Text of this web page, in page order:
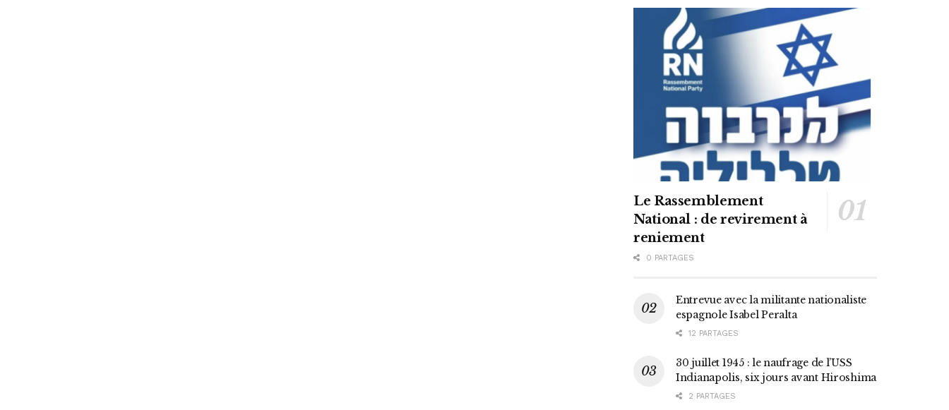
Le Rassemblement
National : de revirement à
reniement
0 PARTAGES
Entrevue avec la militante nationaliste
espagnole Isabel Peralta
12 PARTAGES
30 juillet 1945 : le naufrage de l’USS
Indianapolis, six jours avant Hiroshima
2 PARTAGES